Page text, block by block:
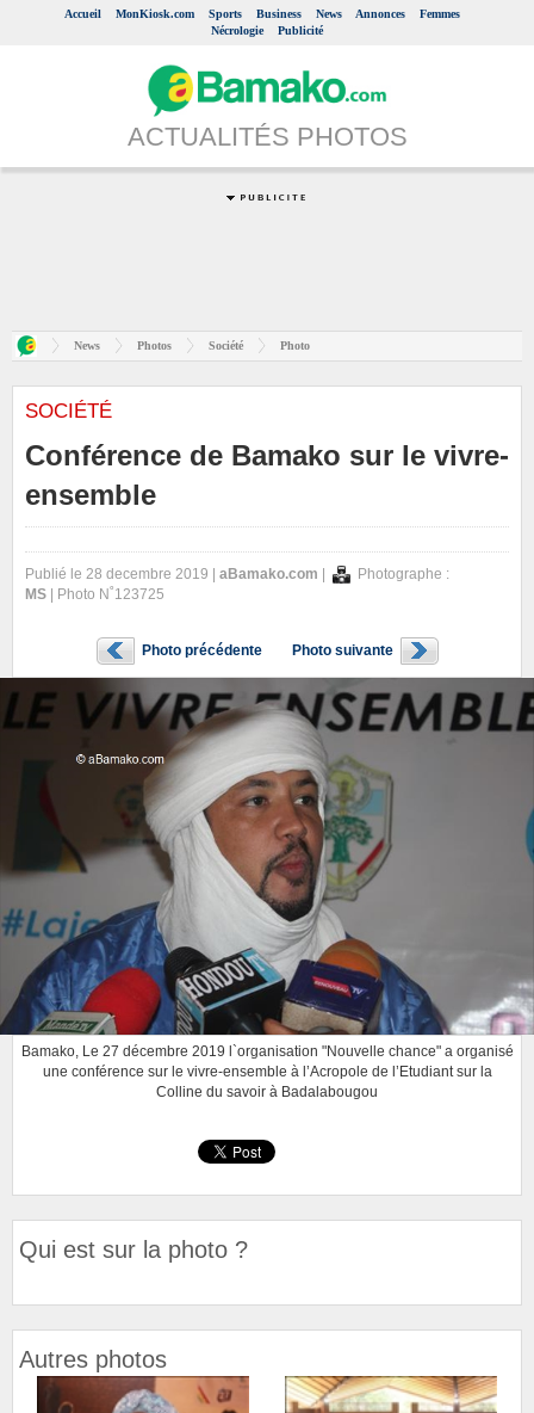
Accueil MonKiosk.com Sports Business News Annonces
Femmes
Nécrologie
Publicité
ACTUALITÉS PHOTOS
News Photos Société Photo
SOCIÉTÉ
Conférence de Bamako sur le vivre-
ensemble
Publié le 28 decembre 2019 | aBamako.com
Photographe :
MS | Photo N˚123725
Photo précédente Photo suivante
Bamako, Le 27 décembre 2019 l`organisation "Nouvelle chance" a organisé
une conférence sur le vivre-ensemble à l’Acropole de l’Etudiant sur la
Colline du savoir à Badalabougou
Qui est sur la photo ?
Autres photos